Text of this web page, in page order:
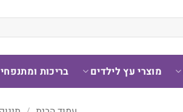
מוצרי עץ לילדים בריכות